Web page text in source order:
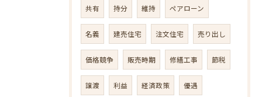
共有 持分 維持 ペアローン
名義 建売住宅 注文住宅 売り出し
価格競争 販売時期 修繕工事 節税
譲渡 利益 経済政策 優遇